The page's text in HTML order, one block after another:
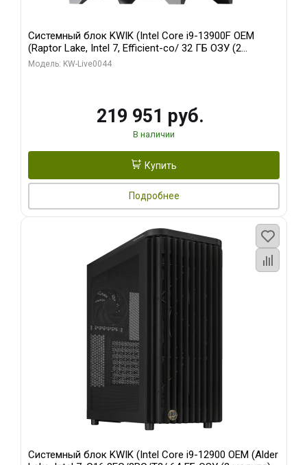
Системный блок KWIK (Intel Core i9-13900F OEM
(Raptor Lake, Intel 7, Efficient-co/ 32 ГБ ОЗУ (2
модуля)/ Gigabyte RTX5070Ti AERO OC 16GB GDDR7
Модель: KW-Live0044
219 951 руб.
В наличии
Купить
Подробнее
Системный блок KWIK (Intel Core i9-12900 OEM (Alder